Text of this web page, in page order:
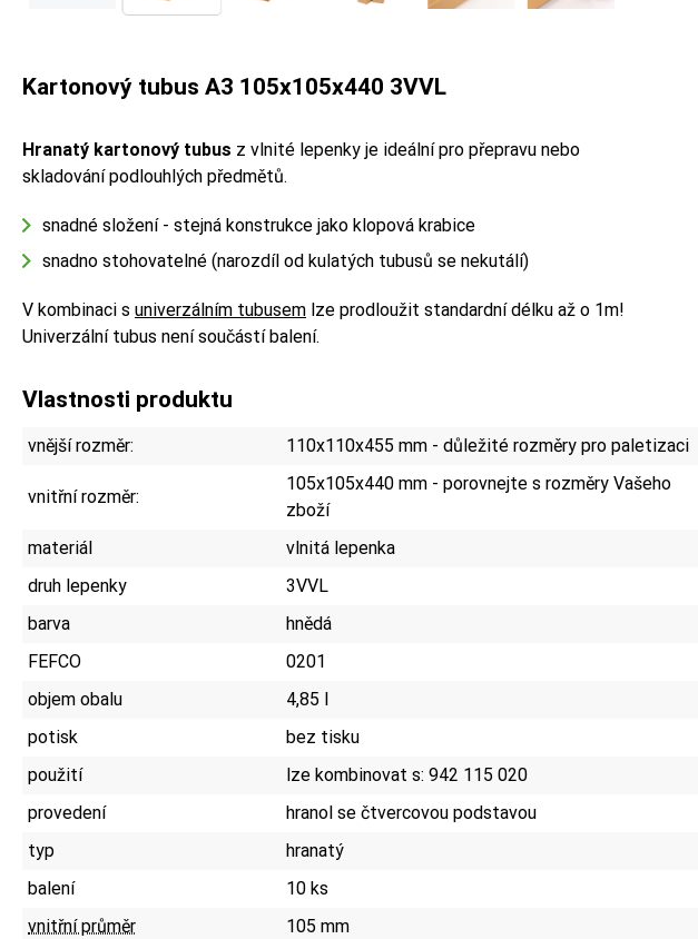
Kartonový tubus A3 105x105x440 3VVL
Hranatý kartonový tubus z vlnité lepenky je ideální pro přepravu nebo
skladování podlouhlých předmětů.
snadné složení - stejná konstrukce jako klopová krabice
snadno stohovatelné (narozdíl od kulatých tubusů se nekutálí)
V kombinaci s univerzálním tubusem lze prodloužit standardní délku až o 1m!
Univerzální tubus není součástí balení.
Vlastnosti produktu
vnější rozměr: 110x110x455 mm - důležité rozměry pro paletizaci
vnitřní rozměr:
105x105x440 mm - porovnejte s rozměry Vašeho
zboží
materiál
vlnitá lepenka
druh lepenky
3VVL
barva
hnědá
FEFCO
0201
objem obalu
4,85 l
potisk
bez tisku
použití
lze kombinovat s: 942 115 020
provedení
hranol se čtvercovou podstavou
typ
hranatý
balení
10 ks
vnitřní průměr
105 mm